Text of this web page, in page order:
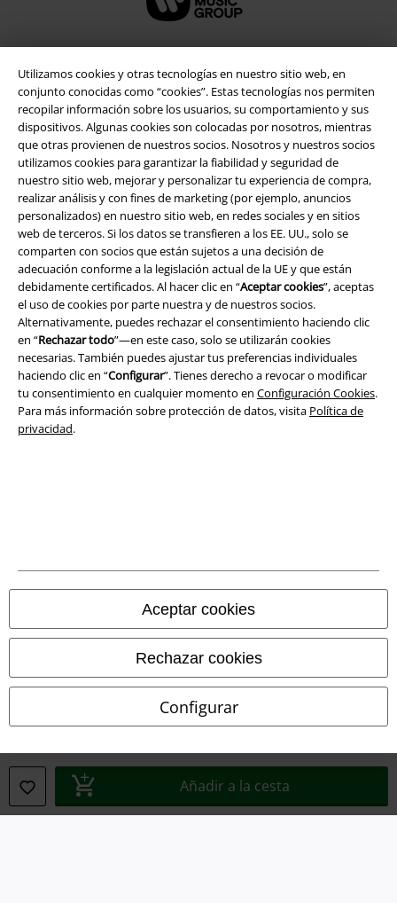
Utilizamos cookies y otras tecnologías en nuestro sitio web, en
conjunto conocidas como “cookies”. Estas tecnologías nos permiten
recopilar información sobre los usuarios, su comportamiento y sus
dispositivos. Algunas cookies son colocadas por nosotros, mientras
que otras provienen de nuestros socios. Nosotros y nuestros socios
utilizamos cookies para garantizar la fiabilidad y seguridad de
nuestro sitio web, mejorar y personalizar tu experiencia de compra,
realizar análisis y con fines de marketing (por ejemplo, anuncios
personalizados) en nuestro sitio web, en redes sociales y en sitios
web de terceros. Si los datos se transfieren a los EE. UU., solo se
comparten con socios que están sujetos a una decisión de
adecuación conforme a la legislación actual de la UE y que están
debidamente certificados. Al hacer clic en “Aceptar cookies”, aceptas
el uso de cookies por parte nuestra y de nuestros socios.
Alternativamente, puedes rechazar el consentimiento haciendo clic
en “Rechazar todo”—en este caso, solo se utilizarán cookies
necesarias. También puedes ajustar tus preferencias individuales
haciendo clic en “Configurar”. Tienes derecho a revocar o modificar
tu consentimiento en cualquier momento en Configuración Cookies.
Para más información sobre protección de datos, visita Política de
privacidad.
Aceptar cookies
Rechazar cookies
Configurar
Añadir a la cesta
Seguridad
Legal
Términos y Condiciones
Aviso Legal
Información sobre accesibilidad
Todos los precios incluyen el IVA pero no losgastos de transporte
© 1986-2026 E.M.P. Merchandising HGmbH
Tiendas EMP online